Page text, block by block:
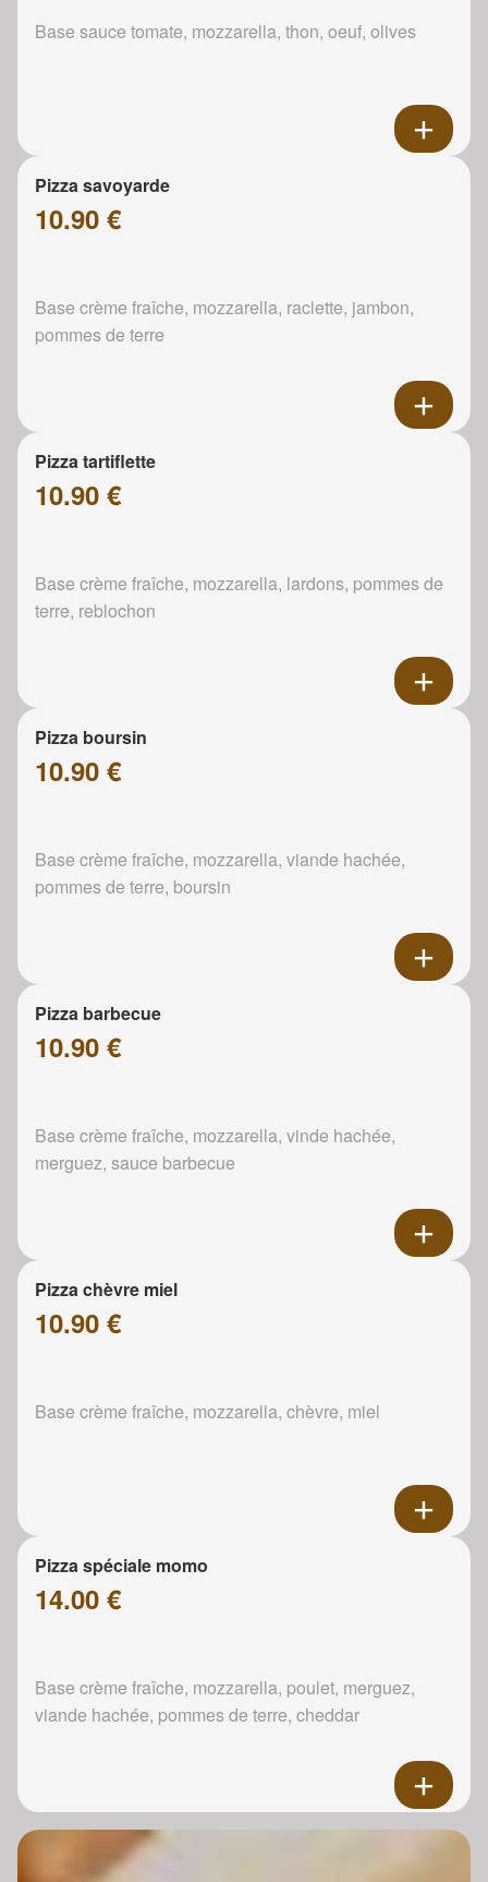
Base sauce tomate, mozzarella, thon, oeuf, olives
Pizza savoyarde
10.90 €
Base crème fraîche, mozzarella, raclette, jambon,
pommes de terre
Pizza tartiflette
10.90 €
Base crème fraîche, mozzarella, lardons, pommes de
terre, reblochon
Pizza boursin
10.90 €
Base crème fraîche, mozzarella, viande hachée,
pommes de terre, boursin
Pizza barbecue
10.90 €
Base crème fraîche, mozzarella, vinde hachée,
merguez, sauce barbecue
Pizza chèvre miel
10.90 €
Base crème fraîche, mozzarella, chèvre, miel
Pizza spéciale momo
14.00 €
Base crème fraîche, mozzarella, poulet, merguez,
viande hachée, pommes de terre, cheddar